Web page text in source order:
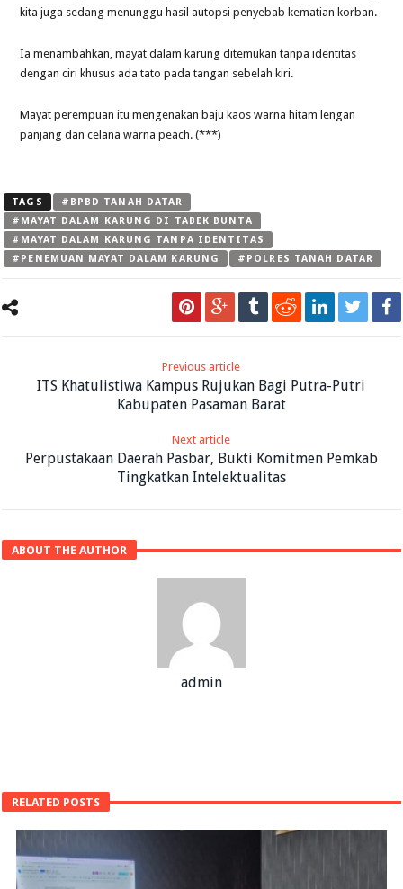
kita juga sedang menunggu hasil autopsi penyebab kematian korban.
Ia menambahkan, mayat dalam karung ditemukan tanpa identitas
dengan ciri khusus ada tato pada tangan sebelah kiri.
Mayat perempuan itu mengenakan baju kaos warna hitam lengan
panjang dan celana warna peach. (***)
TAGS
#BPBD TANAH DATAR
#MAYAT DALAM KARUNG DI TABEK BUNTA
#MAYAT DALAM KARUNG TANPA IDENTITAS
#PENEMUAN MAYAT DALAM KARUNG
#POLRES TANAH DATAR
Previous article
ITS Khatulistiwa Kampus Rujukan Bagi Putra-Putri
Kabupaten Pasaman Barat
Next article
Perpustakaan Daerah Pasbar, Bukti Komitmen Pemkab
Tingkatkan Intelektualitas
ABOUT THE AUTHOR
admin
RELATED POSTS